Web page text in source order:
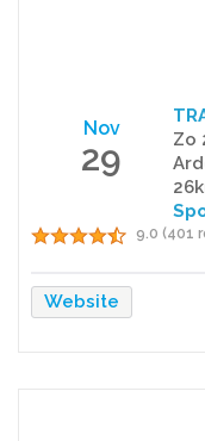
Nov
29
Zo
9.0 (401
Website